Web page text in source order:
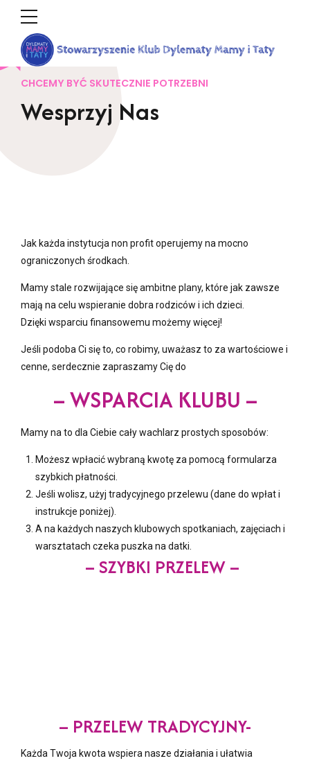
CHCEMY BYĆ SKUTECZNIE POTRZEBNI
Wesprzyj Nas
Jak każda instytucja non profit operujemy na mocno
ograniczonych środkach.
Mamy stale rozwijające się ambitne plany, które jak zawsze
mają na celu wspieranie dobra rodziców i ich dzieci.
Dzięki wsparciu finansowemu możemy więcej!
Jeśli podoba Ci się to, co robimy, uważasz to za wartościowe i
cenne, serdecznie zapraszamy Cię do
– WSPARCIA KLUBU –
Mamy na to dla Ciebie cały wachlarz prostych sposobów:
Możesz wpłacić wybraną kwotę za pomocą formularza
szybkich płatności.
Jeśli wolisz, użyj tradycyjnego przelewu (dane do wpłat i
instrukcje poniżej).
A na każdych naszych klubowych spotkaniach, zajęciach i
warsztatach czeka puszka na datki.
– SZYBKI PRZELEW –
– PRZELEW TRADYCYJNY-
Każda Twoja kwota wspiera nasze działania i ułatwia